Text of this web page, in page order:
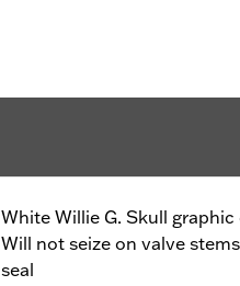
White Willie G. Skull
Will not seize on valve
seal